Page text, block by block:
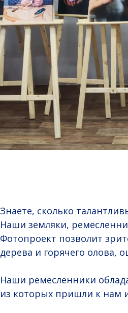
Знаете, сколько
Наши земляки,
Фотопроект позволит
дерева и горячего олова,
Наши ремесленники
из которых пришли к нам